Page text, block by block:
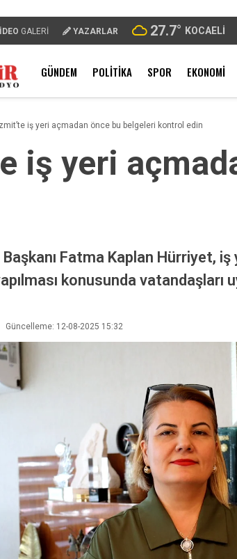
GALERİ YAZARLAR 27.7° KOCAELI
GÜNDEM POLITIKA SPOR EKONOMI
iş yeri açmadan önce bu belgeleri kontrol edin
iş yeri
Fatma Kaplan Hürriyet,
konusunda vatandaşları
Güncelleme: 12-08-2025 15:32